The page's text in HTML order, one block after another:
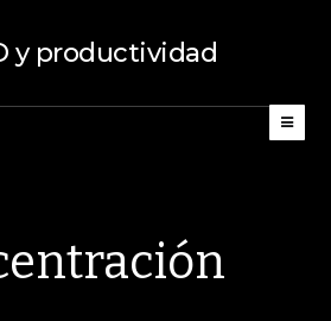
y productividad